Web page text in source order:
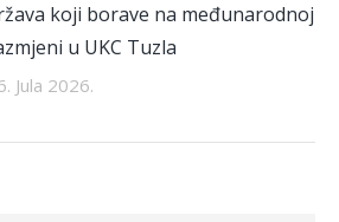
koji borave na međunarodnoj
u UKC Tuzla
Jula 2026.